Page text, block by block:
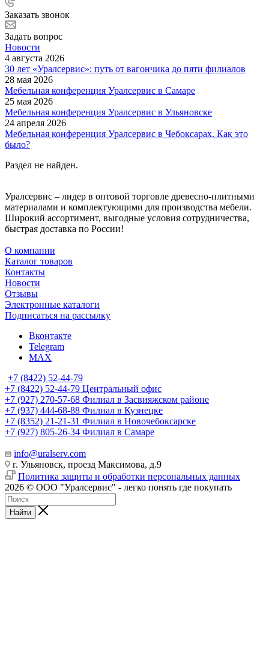
Заказать звонок
Задать вопрос
Новости
4 августа 2026
30 лет «Уралсервис»: путь от вагончика до пяти филиалов
28 мая 2026
Мебельная конференция Уралсервис в Самаре
25 мая 2026
Мебельная конференция Уралсервис в Ульяновске
24 апреля 2026
Мебельная конференция Уралсервис в Чебоксарах. Как это
было?
Раздел не найден.
Уралсервис – лидер в оптовой торговле древесно-плитными
материалами и комплектующими для производства мебели.
Широкий ассортимент, выгодные условия сотрудничества,
быстрая доставка по России!
О компании
Каталог товаров
Контакты
Новости
Отзывы
Электронные каталоги
Подписаться на рассылку
Вконтакте
Telegram
MAX
+7 (8422) 52-44-79
+7 (8422) 52-44-79 Центральный офис
+7 (927) 270-57-68 Филиал в Засвияжском районе
+7 (937) 444-68-88 Филиал в Кузнецке
+7 (8352) 21-21-31 Филиал в Новочебоксарске
+7 (927) 805-26-34 Филиал в Самаре
info@uralserv.com
г. Ульяновск, проезд Максимова, д.9
Политика защиты и обработки персональных данных
2026 © ООО "Уралсервис" - легко понять где покупать
Найти